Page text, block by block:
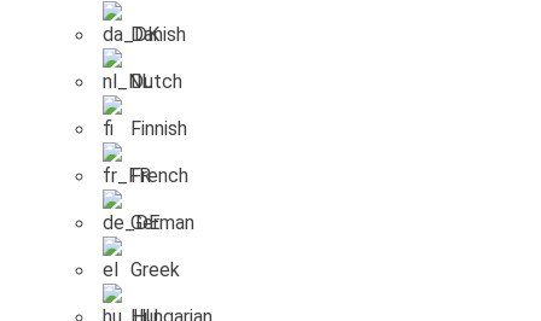
Danish
Dutch
Finnish
French
German
Greek